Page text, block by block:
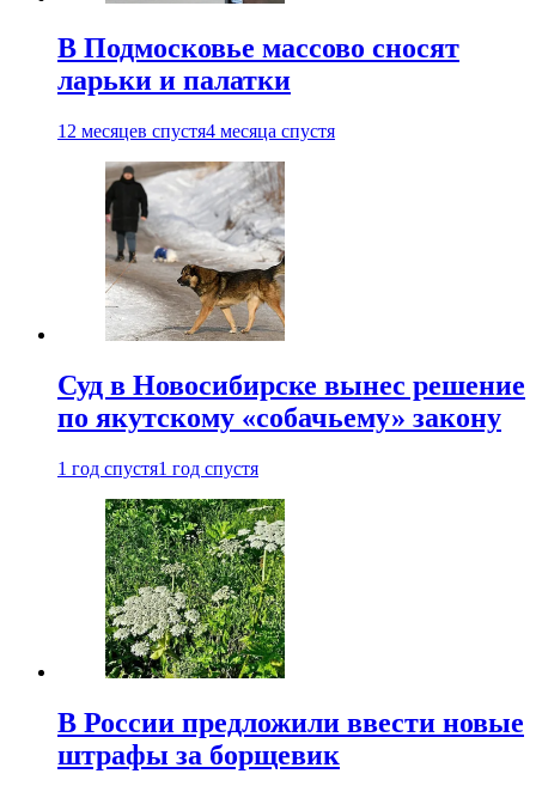
В Подмосковье массово сносят
ларьки и палатки
12 месяцев спустя4 месяца спустя
Суд в Новосибирске вынес решение
по якутскому «собачьему» закону
1 год спустя1 год спустя
В России предложили ввести новые
штрафы за борщевик